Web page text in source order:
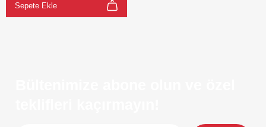
Sepete Ekle